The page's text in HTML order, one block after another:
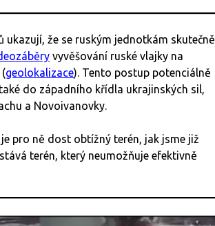
že se ruským jednotkám skutečně
vyvěšování ruské vlajky na
geolokalizace). Tento postup potenciálně
do západního křídla ukrajinských sil,
a Novoivanovky.
pro ně dost obtížný terén, jak jsme již
terén, který neumožňuje efektivně